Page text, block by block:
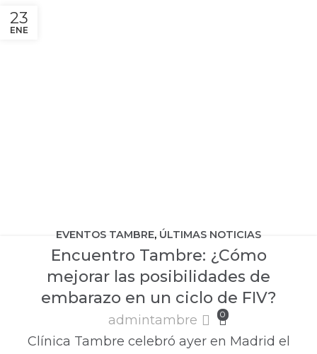
23
ENE
EVENTOS TAMBRE, ÚLTIMAS NOTICIAS
Encuentro Tambre: ¿Cómo
mejorar las posibilidades de
embarazo en un ciclo de FIV?
admintambre 0
Clínica Tambre celebró ayer en Madrid el